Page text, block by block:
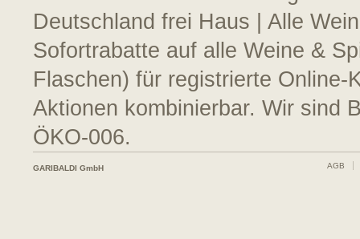
Deutschland frei Haus | Alle
Sofortrabatte auf alle Weine &
Flaschen) für registrierte
Aktionen kombinierbar. Wir sind
ÖKO-006.
GARIBALDI GmbH AGB